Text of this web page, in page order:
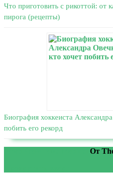
Что приготовить с рикоттой: от
пирога (рецепты)
Биография хоккеиста
побить его рекорд
От